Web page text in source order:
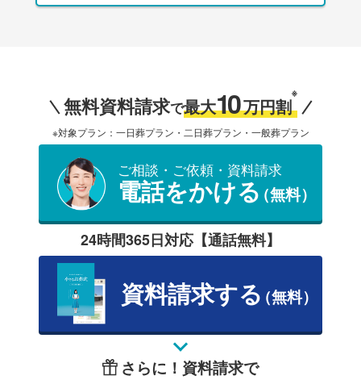
無料資料請求で最大10万円割
※
※対象プラン：一日葬プラン・二日葬プラン・一般葬プラン
ご相談・ご依頼・資料請求
電話をかける（無料）
24時間365日対応【通話無料】
資料請求する（無料）
さらに！資料請求で